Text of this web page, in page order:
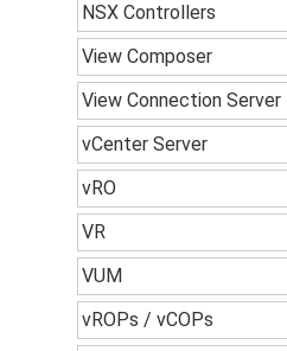
NSX Controllers
View Composer
View Connection Server
vCenter Server
vRO
VR
VUM
vROPs / vCOPs